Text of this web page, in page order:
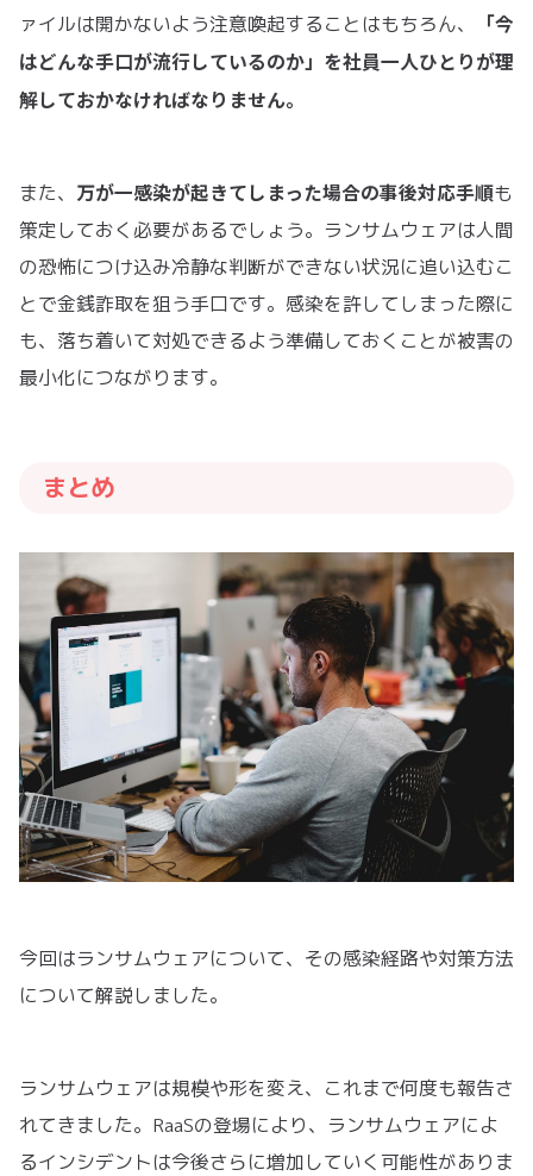
ァイルは開かないよう注意喚起することはもちろん、
「今
はどんな手口が流行しているのか」を社員一人ひとりが理
解しておかなければなりません。
また、 万が一感染が起きてしまった場合の事後対応手順も
策定しておく必要があるでしょう。ランサムウェアは人間
の恐怖につけ込み冷静な判断ができない状況に追い込むこ
とで金銭詐取を狙う手口です。感染を許してしまった際に
も、落ち着いて対処できるよう準備しておくことが被害の
最小化につながります。
まとめ
今回はランサムウェアについて、その感染経路や対策方法
について解説しました。
ランサムウェアは規模や形を変え、これまで何度も報告さ
れてきました。RaaSの登場により、ランサムウェアによ
るインシデントは今後さらに増加していく可能性がありま